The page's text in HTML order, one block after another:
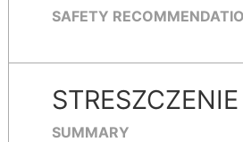
SAFETY
STRESZCZENIE
SUMMARY